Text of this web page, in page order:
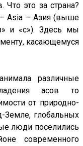
это за страна?
– Asia – Азия (выше
и «с»). Здесь мы
касающемуся
различные
асов то
от природно-
Земле, глобальных
люди поселились
современного